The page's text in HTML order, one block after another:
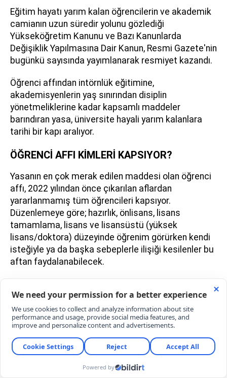
Eğitim hayatı yarım kalan öğrencilerin ve akademik
camianın uzun süredir yolunu gözlediği
Yükseköğretim Kanunu ve Bazı Kanunlarda
Değişiklik Yapılmasına Dair Kanun, Resmi Gazete'nin
bugünkü sayısında yayımlanarak resmiyet kazandı.
Öğrenci affından intörnlük eğitimine,
akademisyenlerin yaş sınırından disiplin
yönetmeliklerine kadar kapsamlı maddeler
barındıran yasa, üniversite hayali yarım kalanlara
tarihi bir kapı aralıyor.
ÖĞRENCİ AFFI KİMLERİ KAPSIYOR?
Yasanın en çok merak edilen maddesi olan öğrenci
affı, 2022 yılından önce çıkarılan aflardan
yararlanmamış tüm öğrencileri kapsıyor.
Düzenlemeye göre; hazırlık, önlisans, lisans
tamamlama, lisans ve lisansüstü (yüksek
lisans/doktora) düzeyinde öğrenim görürken kendi
isteğiyle ya da başka sebeplerle ilişiği kesilenler bu
aftan faydalanabilecek.